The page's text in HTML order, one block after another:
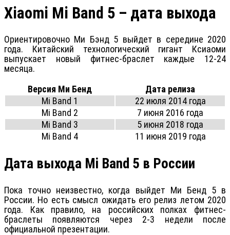
Xiaomi Mi Band 5 – дата выхода
Ориентировочно Ми Бэнд 5 выйдет в середине 2020
года. Китайский технологический гигант Ксиаоми
выпускает новый фитнес-браслет каждые 12-24
месяца.
Версия Ми Бенд
Дата релиза
Mi Band 1
22 июля 2014 года
Mi Band 2
7 июня 2016 года
Mi Band 3
5 июня 2018 года
Mi Band 4
11 июня 2019 года
Дата выхода Mi Band 5 в России
Пока точно неизвестно, когда выйдет Ми Бенд 5 в
России. Но есть смысл ожидать его релиз летом 2020
года. Как правило, на российских полках фитнес-
браслеты появляются через 2-3 недели после
официальной презентации.